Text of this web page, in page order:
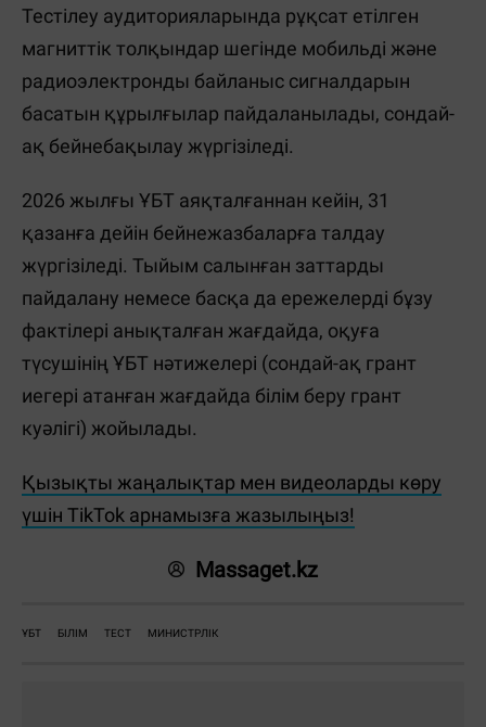
Тестілеу аудиторияларында рұқсат етілген
магниттік толқындар шегінде мобильді және
радиоэлектронды байланыс сигналдарын
басатын құрылғылар пайдаланылады, сондай-
ақ бейнебақылау жүргізіледі.
2026 жылғы ҰБТ аяқталғаннан кейін, 31
қазанға дейін бейнежазбаларға талдау
жүргізіледі. Тыйым салынған заттарды
пайдалану немесе басқа да ережелерді бұзу
фактілері анықталған жағдайда, оқуға
түсушінің ҰБТ нәтижелері (сондай-ақ грант
иегері атанған жағдайда білім беру грант
куәлігі) жойылады.
Қызықты жаңалықтар мен видеоларды көру
үшін TikTok арнамызға жазылыңыз!
Massaget.kz
ҰБТ БІЛІМ ТЕСТ МИНИСТРЛІК